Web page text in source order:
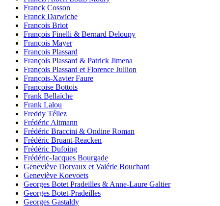
Franck Cosson
Franck Darwiche
François Briot
François Finelli & Bernard Deloupy
François Mayer
François Plassard
François Plassard & Patrick Jimena
François Plassard et Florence Jullion
François-Xavier Faure
Françoise Bottois
Frank Bellaïche
Frank Lalou
Freddy Téllez
Frédéric Altmann
Frédéric Braccini & Ondine Roman
Frédéric Bruant-Reacken
Frédéric Dufoing
Frédéric-Jacques Bourgade
Geneviève Dorvaux et Valérie Bouchard
Geneviève Koevoets
Georges Botet Pradeilles & Anne-Laure Galtier
Georges Botet-Pradeilles
Georges Gastaldy